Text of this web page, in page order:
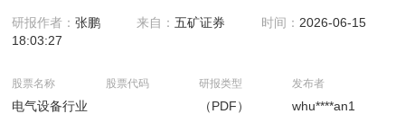
研报作者：张鹏 来自：五矿证券 时间： 2026-06-15
18:03:27
股票名称
电气设备行业
股票代码 研报类型
（PDF）
发布者
whu****an1